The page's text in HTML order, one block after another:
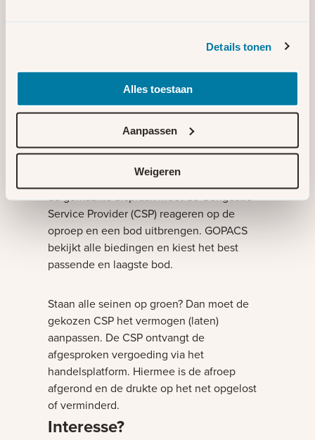
Details tonen
Alles toestaan
Aanpassen
Weigeren
dat op donderdagmiddag tussen 14.00 en
16.00 uur op een bepaald station drukte op
het net ontstaat. Als we hier niets aan doen,
dan raakt ons elektriciteitsnet overbelast.
Wij plaatsen daarom een verzoek op
biedplichtcontract voor redispatch. Volgens
de gemaakte afspraak moet de Congestie
Service Provider (CSP) reageren op de
oproep en een bod uitbrengen. GOPACS
bekijkt alle biedingen en kiest het best
passende en laagste bod.
Staan alle seinen op groen? Dan moet de
gekozen CSP het vermogen (laten)
aanpassen. De CSP ontvangt de
afgesproken vergoeding via het
handelsplatform. Hiermee is de afroep
afgerond en de drukte op het net opgelost
of verminderd.
Interesse?